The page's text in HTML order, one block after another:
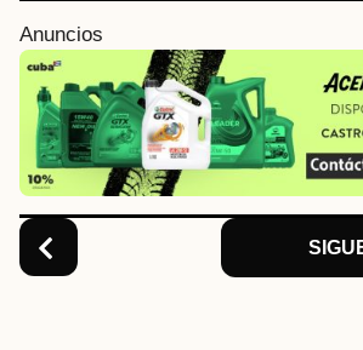
Anuncios
i
n
o
n